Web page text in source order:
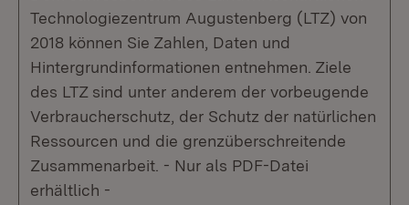
Technologiezentrum Augustenberg (LTZ) von
2018 können Sie Zahlen, Daten und
Hintergrundinformationen entnehmen. Ziele
des LTZ sind unter anderem der vorbeugende
Verbraucherschutz, der Schutz der natürlichen
Ressourcen und die grenzüberschreitende
Zusammenarbeit. - Nur als PDF-Datei
erhältlich -